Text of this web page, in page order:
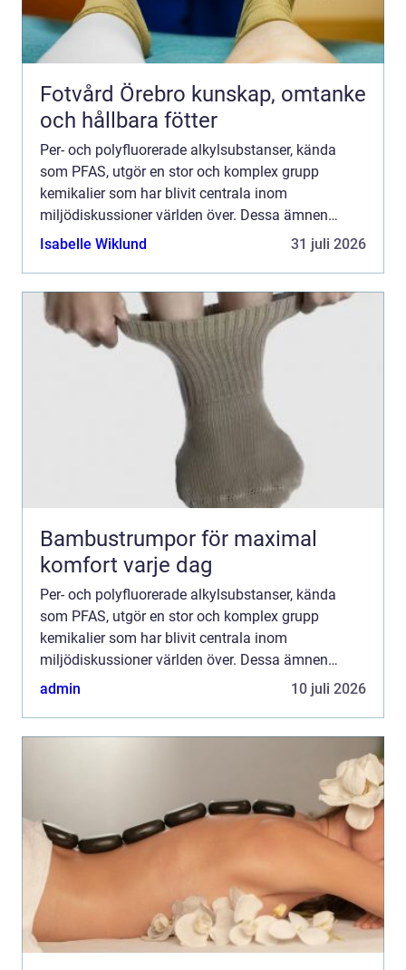
Fotvård Örebro kunskap, omtanke
och hållbara fötter
Per- och polyfluorerade alkylsubstanser, kända
som PFAS, utgör en stor och komplex grupp
kemikalier som har blivit centrala inom
miljödiskussioner världen över. Dessa ämnen
används i ett brett spektrum av produkter ...
Isabelle Wiklund 31 juli 2026
Bambustrumpor för maximal
komfort varje dag
Per- och polyfluorerade alkylsubstanser, kända
som PFAS, utgör en stor och komplex grupp
kemikalier som har blivit centrala inom
miljödiskussioner världen över. Dessa ämnen
används i ett brett spektrum av produkter ...
admin 10 juli 2026